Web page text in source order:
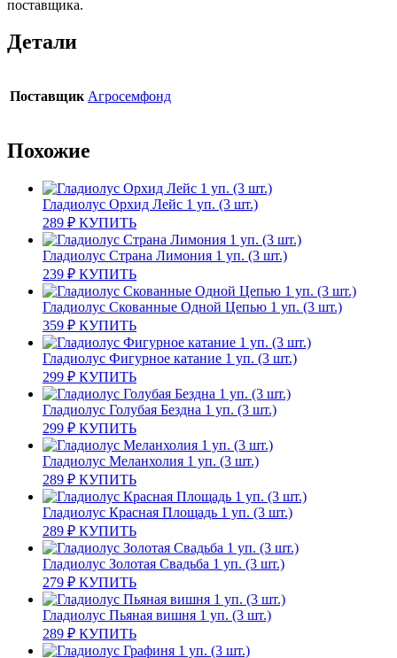
поставщика.
Детали
Поставщик Агросемфонд
Похожие
Гладиолус Орхид Лейс 1 уп. (3 шт.)
289 ₽ КУПИТЬ
Гладиолус Страна Лимония 1 уп. (3 шт.)
239 ₽ КУПИТЬ
Гладиолус Скованные Одной Цепью 1 уп. (3 шт.)
359 ₽ КУПИТЬ
Гладиолус Фигурное катание 1 уп. (3 шт.)
299 ₽ КУПИТЬ
Гладиолус Голубая Бездна 1 уп. (3 шт.)
299 ₽ КУПИТЬ
Гладиолус Меланхолия 1 уп. (3 шт.)
289 ₽ КУПИТЬ
Гладиолус Красная Площадь 1 уп. (3 шт.)
289 ₽ КУПИТЬ
Гладиолус Золотая Свадьба 1 уп. (3 шт.)
279 ₽ КУПИТЬ
Гладиолус Пьяная вишня 1 уп. (3 шт.)
289 ₽ КУПИТЬ